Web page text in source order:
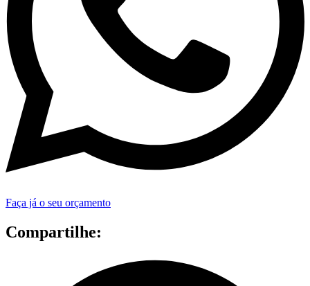
Faça já o seu orçamento
Compartilhe: